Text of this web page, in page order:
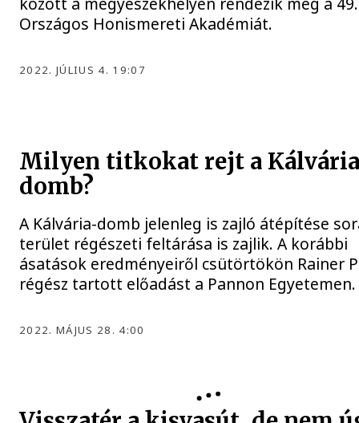
Országos Honismereti Akadémiát.
2022. JÚLIUS 4. 19:07
Milyen titkokat rejt a
domb?
A Kálvária-domb jelenleg is zajló átépítése
terület régészeti feltárása is zajlik. A korábbi
ásatások eredményeiről csütörtökön Rainer
régész tartott előadást a Pannon
2022. MÁJUS 28. 4:00